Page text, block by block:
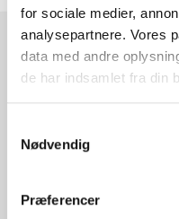
for sociale medier,
analysepartnere. Vores
data med andre
de har indsamlet fra din
Nødvendig
Præferencer
Rammeshoppen ApS
8700 Horsens
info@rammeshoppen.dk